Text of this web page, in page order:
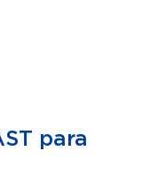
para